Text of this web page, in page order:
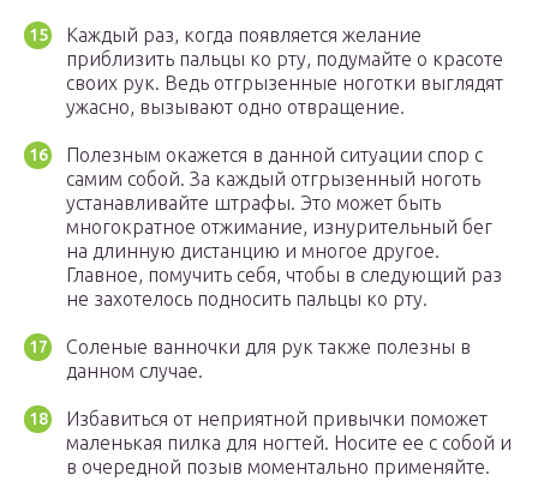
Каждый раз, когда появляется желание
приблизить пальцы ко рту, подумайте о красоте
своих рук. Ведь отгрызенные ноготки выглядят
ужасно, вызывают одно отвращение.
Полезным окажется в данной ситуации спор с
самим собой. За каждый отгрызенный ноготь
устанавливайте штрафы. Это может быть
многократное отжимание, изнурительный бег
на длинную дистанцию и многое другое.
Главное, помучить себя, чтобы в следующий раз
не захотелось подносить пальцы ко рту.
Соленые ванночки для рук также полезны в
данном случае.
Избавиться от неприятной привычки поможет
маленькая пилка для ногтей. Носите ее с собой и
в очередной позыв моментально применяйте.